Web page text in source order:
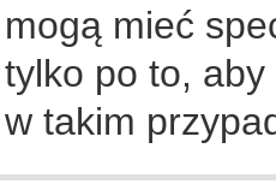
mogą mieć
tylko po to,
w takim